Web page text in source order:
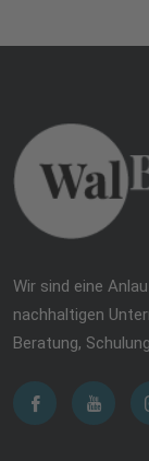
Wir sind eine
nachhaltigen
Beratung,